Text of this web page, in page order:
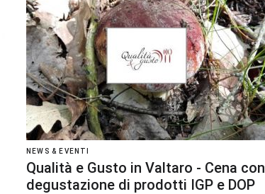
NEWS & EVENTI
Qualità e Gusto in Valtaro - Cena con
degustazione di prodotti IGP e DOP